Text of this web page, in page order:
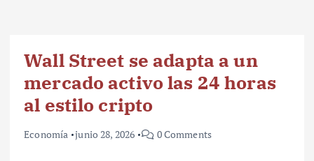
Wall Street se adapta a un
mercado activo las 24 horas
al estilo cripto
Economía junio 28, 2026 0 Comments